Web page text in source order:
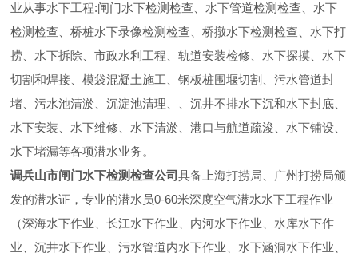
业从事水下工程:闸门水下检测检查、水下管道检测检查、水下
检测检查、桥桩水下录像检测检查、桥撴水下检测检查、水下打
捞、水下拆除、市政水利工程、轨道安装检修、水下探摸、水下
切割和焊接、模袋混凝土施工、钢板桩围堰切割、污水管道封
堵、污水池清淤、沉淀池清理、、沉井不排水下沉和水下封底、
水下安装、水下维修、水下清淤、港口与航道疏浚、水下铺设、
水下堵漏等各项潜水业务。
调兵山市闸门水下检测检查公司具备上海打捞局、广州打捞局颁
发的潜水证，专业的潜水员0-60米深度空气潜水水下工程作业
（深海水下作业、长江水下作业、内河水下作业、水库水下作
业、沉井水下作业、污水管道内水下作业、水下涵洞水下作业、